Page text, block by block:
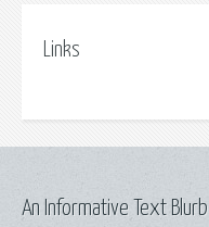
Links
An Informative Text Blurb